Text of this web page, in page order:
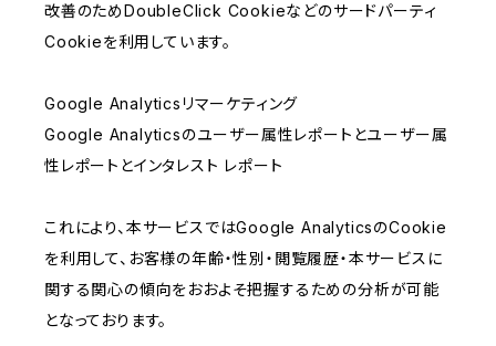
改善のためDoubleClick Cookieなどのサードパーティ
Cookieを利用しています。
Google Analyticsリマーケティング
Google Analyticsのユーザー属性レポートとユーザー属
性レポートとインタレスト レポート
これにより、本サービスではGoogle AnalyticsのCookie
を利用して、お客様の年齢・性別・閲覧履歴・本サービスに
関する関心の傾向をおおよそ把握するための分析が可能
となっております。